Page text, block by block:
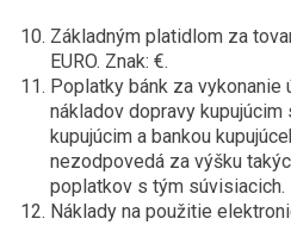
Základným platidlom za
EURO. Znak: €.
Poplatky bánk za vykonanie
nákladov dopravy
kupujúcim a bankou
nezodpovedá za výšku
poplatkov s tým súvisiacich.
Náklady na použitie